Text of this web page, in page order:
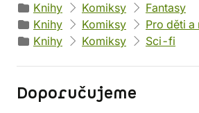
Knihy
Komiksy
Fantasy
Knihy
Komiksy
Pro děti a
Knihy
Komiksy Sci-fi
Doporučujeme